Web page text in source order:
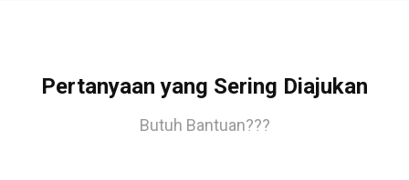
Pertanyaan yang Sering Diajukan
Butuh Bantuan???